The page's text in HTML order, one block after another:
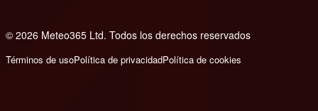
© 2026 Meteo365 Ltd. Todos los derechos reservados
Términos de usoPolítica de privacidadPolítica de cookies